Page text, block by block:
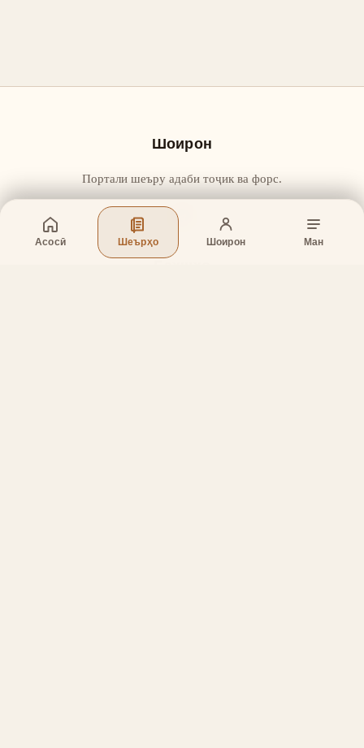
Асосӣ Шеърҳо Шоирон Ман
Шоирон
Портали шеъру адаби тоҷик ва форс.